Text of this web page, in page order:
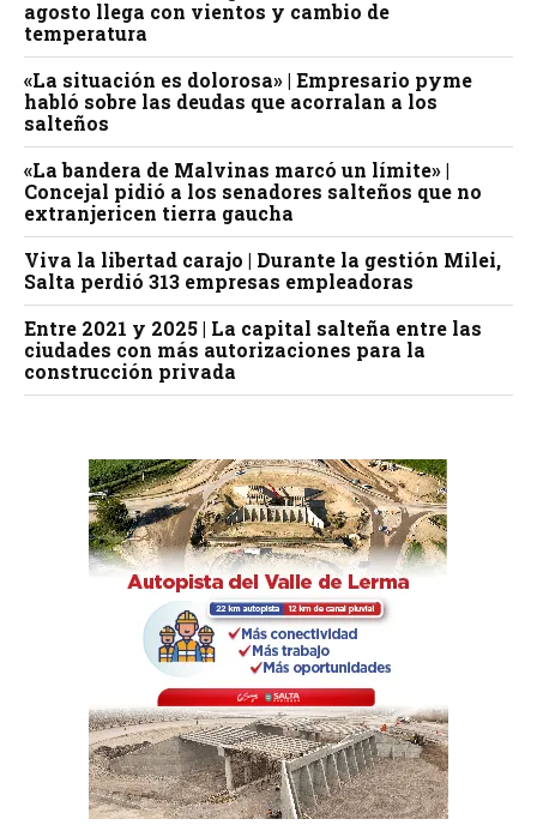
agosto llega con vientos y cambio de
temperatura
«La situación es dolorosa» | Empresario pyme
habló sobre las deudas que acorralan a los
salteños
«La bandera de Malvinas marcó un límite» |
Concejal pidió a los senadores salteños que no
extranjericen tierra gaucha
Viva la libertad carajo | Durante la gestión Milei,
Salta perdió 313 empresas empleadoras
Entre 2021 y 2025 | La capital salteña entre las
ciudades con más autorizaciones para la
construcción privada